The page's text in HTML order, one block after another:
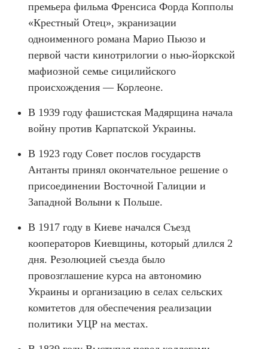
премьера фильма Френсиса Форда Копполы
«Крестный Отец», экранизации
одноименного романа Марио Пьюзо и
первой части кинотрилогии о нью-йоркской
мафиозной семье сицилийского
происхождения — Корлеоне.
В 1939 году фашистская Мадярщина начала
войну против Карпатской Украины.
В 1923 году Совет послов государств
Антанты принял окончательное решение о
присоединении Восточной Галиции и
Западной Волыни к Польше.
В 1917 году в Киеве начался Съезд
кооператоров Киевщины, который длился 2
дня. Резолюцией съезда было
провозглашение курса на автономию
Украины и организацию в селах сельских
комитетов для обеспечения реализации
политики УЦР на местах.